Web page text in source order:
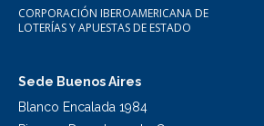
CORPORACIÓN IBEROAMERICANA DE
LOTERÍAS Y APUESTAS DE ESTADO
Sede Buenos Aires
Blanco Encalada 1984